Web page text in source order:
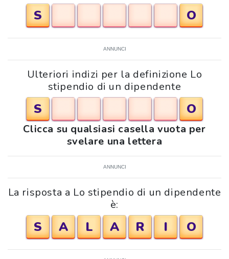
S
O
ANNUNCI
Ulteriori indizi per la definizione Lo
stipendio di un dipendente
S O
Clicca su qualsiasi casella vuota per
svelare una lettera
ANNUNCI
La risposta a Lo stipendio di un dipendente
è:
S A L A R I O